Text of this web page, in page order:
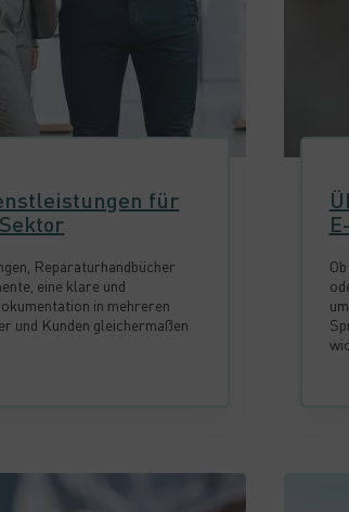
sollten?
für
Reparaturhandbücher
eine klare und
in mehreren
und Kunden gleichermaßen